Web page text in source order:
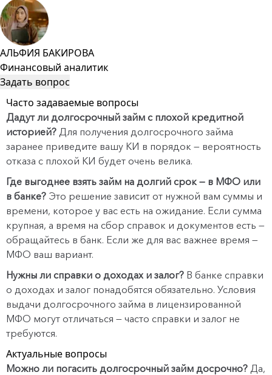
АЛЬФИЯ БАКИРОВА
Финансовый аналитик
Задать вопрос
Часто задаваемые вопросы
Дадут ли долгосрочный займ с плохой кредитной
историей? Для получения долгосрочного займа
заранее приведите вашу КИ в порядок — вероятность
отказа с плохой КИ будет очень велика.
Где выгоднее взять займ на долгий срок — в МФО или
в банке? Это решение зависит от нужной вам суммы и
времени, которое у вас есть на ожидание. Если сумма
крупная, а время на сбор справок и документов есть —
обращайтесь в банк. Если же для вас важнее время —
МФО ваш вариант.
Нужны ли справки о доходах и залог? В банке справки
о доходах и залог понадобятся обязательно. Условия
выдачи долгосрочного займа в лицензированной
МФО могут отличаться — часто справки и залог не
требуются.
Актуальные вопросы
Можно ли погасить долгосрочный займ досрочно? Да,